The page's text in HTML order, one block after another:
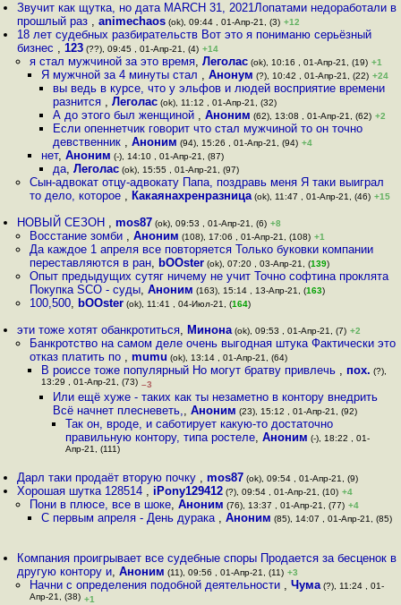
Звучит как щутка, но дата MARCH 31, 2021Лопатами недоработали в
прошлый раз ,animechaos (ok), 09:44 , 01-Апр-21, (3) +12
18 лет судебных разбирательств Вот это я пониманю серьёзный
бизнес ,123 (??), 09:45 , 01-Апр-21, (4) +14
я стал мужчиной за это время, Леголас(ok), 10:16 , 01-Апр-21, (19) +1
Я мужчной за 4 минуты стал , Анонум (?), 10:42 , 01-Апр-21, (22) +24
вы ведь в курсе, что у эльфов и людей восприятие времени
разнится ,Леголас (ok), 11:12 , 01-Апр-21, (32)
А до этого был женщиной ,Аноним (62), 13:08 , 01-Апр-21, (62) +2
Если опеннетчик говорит что стал мужчиной то он точно
девственник ,Аноним (94), 15:26 , 01-Апр-21, (94) +4
нет, Аноним (-), 14:10 , 01-Апр-21, (87)
да,Леголас (ok), 15:55 , 01-Апр-21, (97)
Сын-адвокат отцу-адвокату Папа, поздравь меня Я таки выиграл
то дело, которое , Какаянахренразница(ok), 11:47 , 01-Апр-21, (46) +15
НОВЫЙ СЕЗОН ,mos87 (ok), 09:53 , 01-Апр-21, (6) +8
Восстание зомби , Аноним (108), 17:06 , 01-Апр-21, (108) +1
Да каждое 1 апреля все повторяется Только буковки компании
переставляются в ран, bOOster(ok), 07:20 , 03-Апр-21, (139)
Опыт предыдущих сутяг ничему не учит Точно софтина проклята
Покупка SCO - суды, Аноним (163), 15:14 , 13-Апр-21, (163)
100,500, bOOster(ok), 11:41 , 04-Июл-21, (164)
эти тоже хотят обанкротиться, Минона (ok), 09:53 , 01-Апр-21, (7) +2
Банкротство на самом деле очень выгодная штука Фактически это
отказ платить по , mumu (ok), 13:14 , 01-Апр-21, (64)
В роиссе тоже популярный Но могут братву привлечь , пох. (?),
13:29 , 01-Апр-21, (73) –3
Или ещё хуже - таких как ты незаметно в контору внедрить
Всё начнет плесневеть,,Аноним (23), 15:12 , 01-Апр-21, (92)
Так он, вроде, и саботирует какую-то достаточно
правильную контору, типа ростеле, Аноним (-), 18:22 , 01-
Апр-21, (111)
Дарл таки продаёт вторую почку ,mos87 (ok), 09:54 , 01-Апр-21, (9)
Хорошая шутка 128514 , iPony129412 (?), 09:54 , 01-Апр-21, (10) +4
Пони в плюсе, все в шоке, Аноним (76), 13:37 , 01-Апр-21, (77) +4
С первым апреля - День дурака , Аноним (85), 14:07 , 01-Апр-21, (85)
Компания проигрывает все судебные споры Продается за бесценок в
другую контору и,Аноним (11), 09:56 , 01-Апр-21, (11) +3
Начни с определения подобной деятельности , Чума(?), 11:24 , 01-
Апр-21, (38) +1